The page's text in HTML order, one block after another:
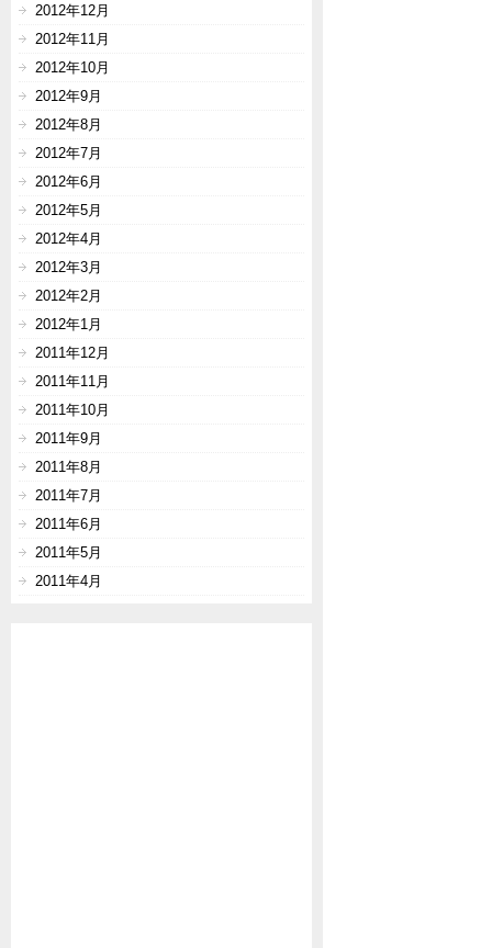
2012年12月
2012年11月
2012年10月
2012年9月
2012年8月
2012年7月
2012年6月
2012年5月
2012年4月
2012年3月
2012年2月
2012年1月
2011年12月
2011年11月
2011年10月
2011年9月
2011年8月
2011年7月
2011年6月
2011年5月
2011年4月